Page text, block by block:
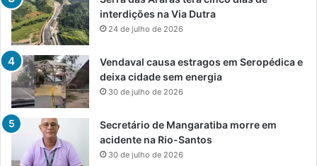
interdições na Via Dutra
24 de julho de 2026
Vendaval causa estragos em Seropédica e
deixa cidade sem energia
30 de julho de 2026
Secretário de Mangaratiba morre em
acidente na Rio-Santos
30 de julho de 2026